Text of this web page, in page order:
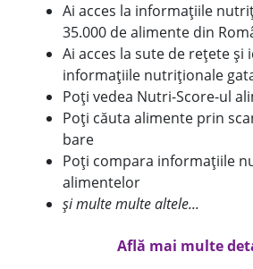
Ai acces la informațiile
35.000 de alimente din
Ai acces la sute de rețete și
informațiile nutriționale
Poți vedea Nutri-Score-ul
Poți căuta alimente prin
bare
Poți compara informațiile
alimentelor
și multe multe altele...
Află mai multe